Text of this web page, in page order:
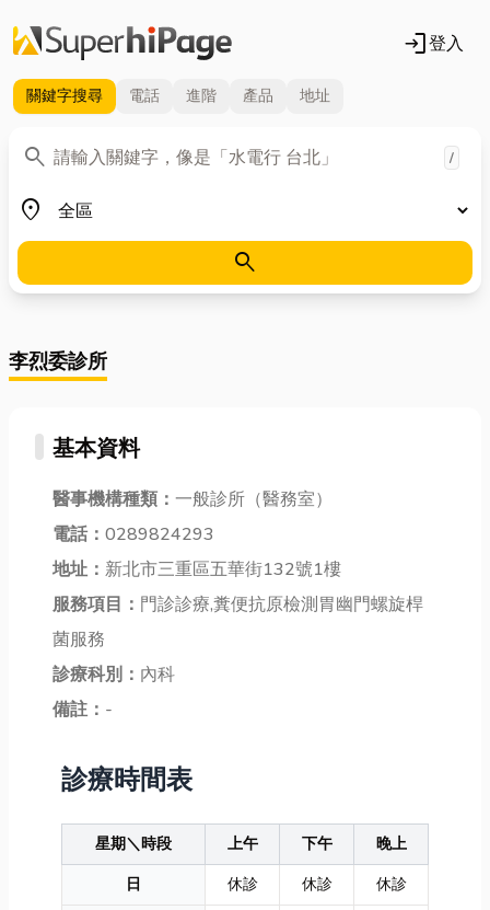
login登入
關鍵字搜尋 電話 進階 產品 地址
search
關鍵字 /
place
地區
search
李烈委診所
基本資料
醫事機構種類： 一般診所（醫務室）
電話： 0289824293
地址： 新北市三重區五華街132號1樓
服務項目： 門診診療,糞便抗原檢測胃幽門螺旋桿
菌服務
診療科別： 內科
備註： -
診療時間表
星期＼時段 上午 下午
晚上
日
休診 休診
休診